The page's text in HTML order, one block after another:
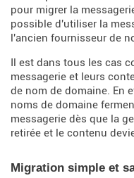
pour migrer la
possible d'utiliser la
l'ancien fournisseur de
Il est dans tous les cas
messagerie et leurs
de nom de domaine. En
noms de domaine
messagerie dès que la
retirée et le contenu
Migration simple et